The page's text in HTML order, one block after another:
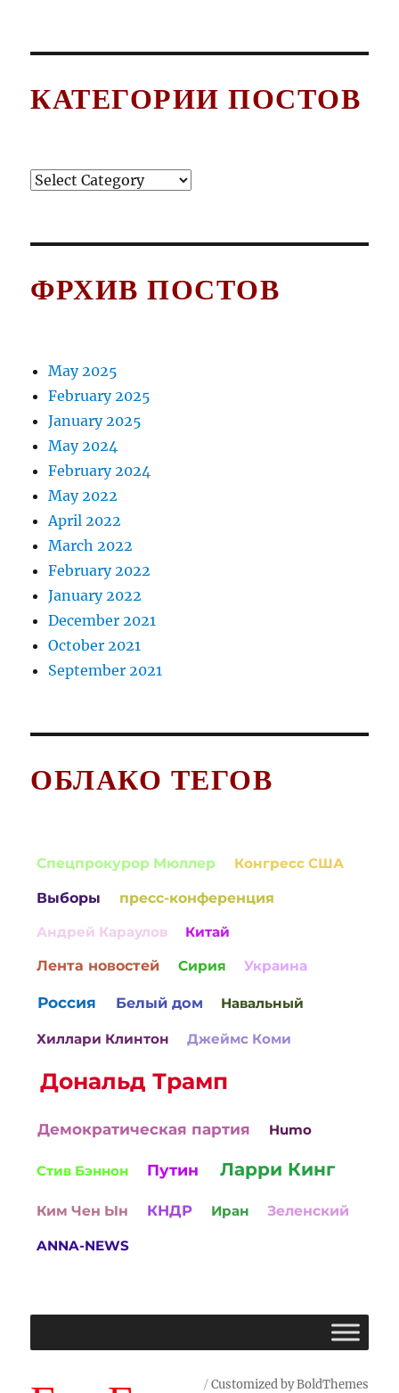
КАТЕГОРИИ ПОСТОВ
Категории
ФРХИВ ПОСТОВ
May 2025
February 2025
January 2025
May 2024
February 2024
May 2022
April 2022
March 2022
February 2022
January 2022
December 2021
October 2021
September 2021
ОБЛАКО ТЕГОВ
Спецпрокурор Мюллер Конгресс США
Выборы пресс-конференция
Андрей Караулов Китай
Лента новостей Сирия Украина
Россия Белый дом Навальный
Хиллари Клинтон Джеймс Коми
Дональд Трамп
Демократическая партия Humo
Стив Бэннон Путин Ларри Кинг
Ким Чен Ын КНДР Иран Зеленский
ANNA-NEWS
Customized by BoldThemes